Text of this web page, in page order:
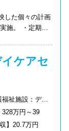
した個々の計画
ケアセ
祉施設：デイ
328万円～39
】20.7万円